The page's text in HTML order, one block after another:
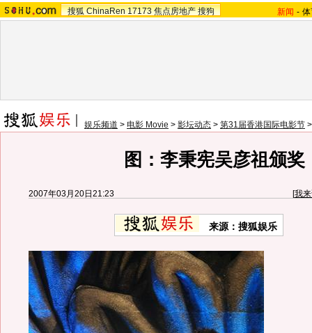
搜狐 ChinaRen 17173 焦点房地产 搜狗 新闻 -
娱乐频道 > 电影 Movie > 影坛动态 > 第31届香港国际电影节
图：李秉宪吴彦祖颁奖
2007年03月20日21:23 [我
来源：搜狐娱乐